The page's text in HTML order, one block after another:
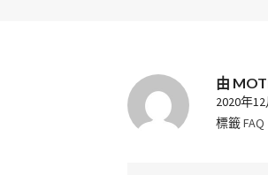
由
2020年
標籤FAQ